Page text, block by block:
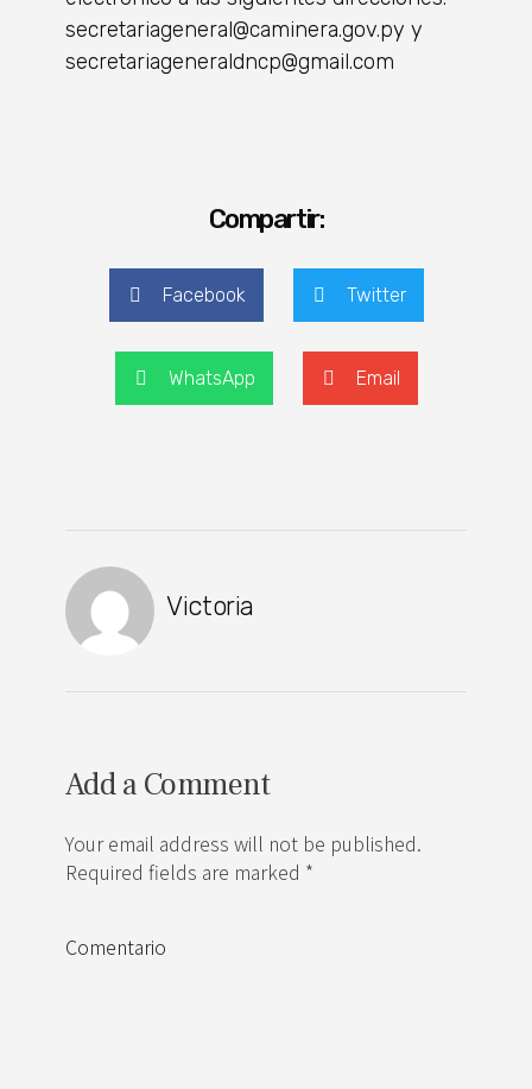
secretariageneral@caminera.gov.py y
secretariageneraldncp@gmail.com
Compartir:
Facebook Twitter
WhatsApp Email
Victoria
Add a Comment
Your email address will not be published.
Required fields are marked *
Comentario